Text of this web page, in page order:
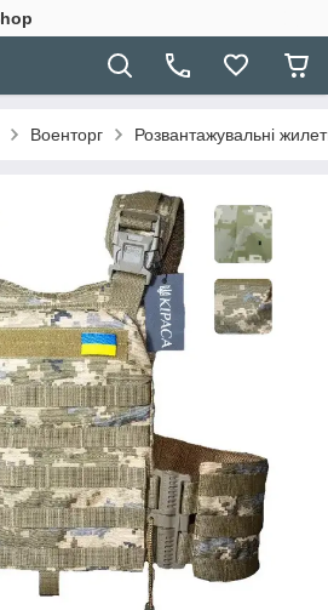
Военторг Розвантажувальні